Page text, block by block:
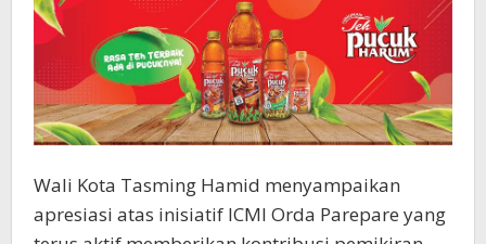
Wali Kota Tasming Hamid menyampaikan
apresiasi atas inisiatif ICMI Orda Parepare yang